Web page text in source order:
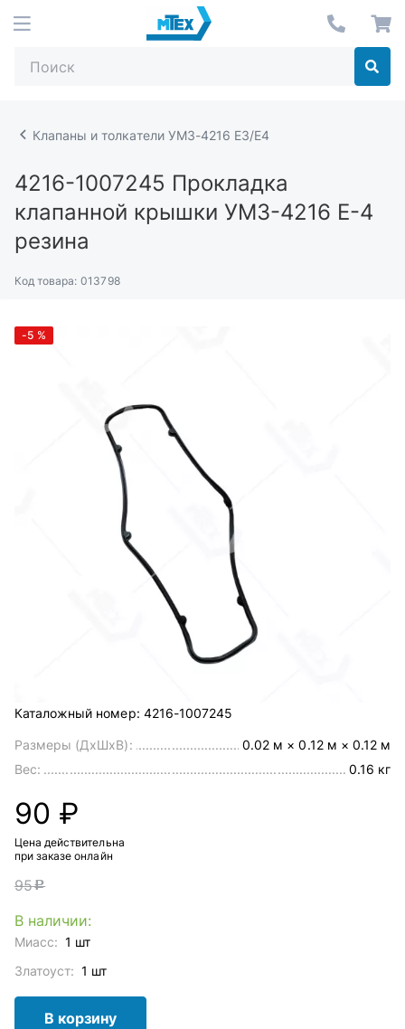
Клапаны и толкатели УМЗ-4216 Е3/Е4
4216-1007245 Прокладка
клапанной крышки УМЗ-4216 Е-4
резина
Код товара: 013798
-5 %
Каталожный номер: 4216-1007245
Размеры (ДхШхВ):
0.02 м × 0.12 м × 0.12 м
Вес:
0.16 кг
90 ₽
Цена действительна
при заказе онлайн
95c
В наличии:
Миасс: 1 шт
Златоуст: 1 шт
В корзину